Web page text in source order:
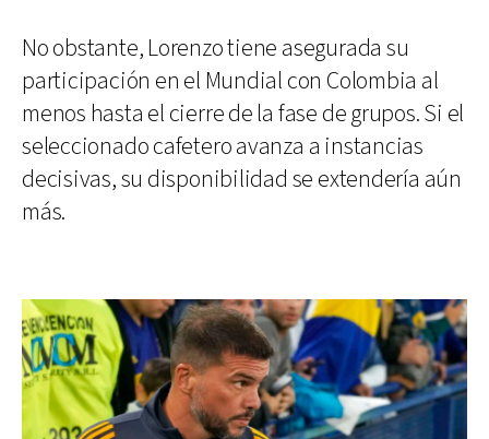
No obstante, Lorenzo tiene asegurada su
participación en el Mundial con Colombia al
menos hasta el cierre de la fase de grupos. Si el
seleccionado cafetero avanza a instancias
decisivas, su disponibilidad se extendería aún
más.